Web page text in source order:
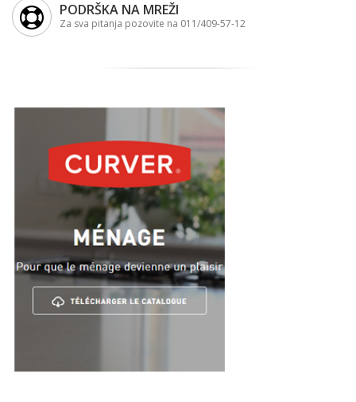
PODRŠKA NA MREŽI
Za sva pitanja pozovite na 011/409-57-12